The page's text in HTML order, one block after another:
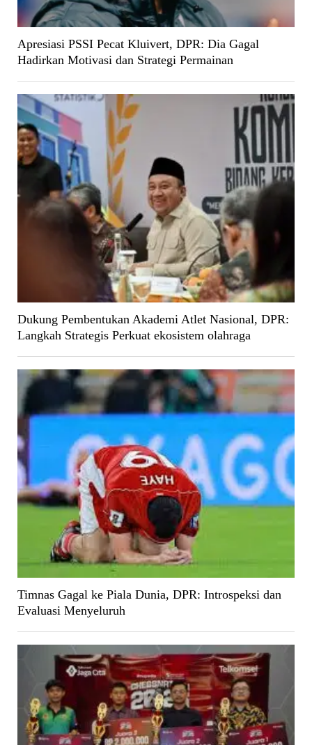
Apresiasi PSSI Pecat Kluivert, DPR: Dia Gagal
Hadirkan Motivasi dan Strategi Permainan
Dukung Pembentukan Akademi Atlet Nasional, DPR:
Langkah Strategis Perkuat ekosistem olahraga
Timnas Gagal ke Piala Dunia, DPR: Introspeksi dan
Evaluasi Menyeluruh